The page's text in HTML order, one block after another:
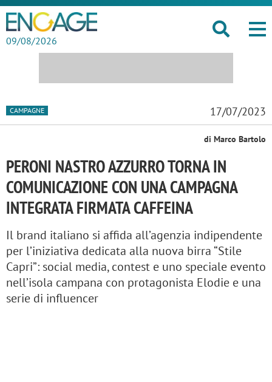
09/08/2026
CAMPAGNE 17/07/2023
di Marco Bartolo
PERONI NASTRO AZZURRO TORNA IN
COMUNICAZIONE CON UNA CAMPAGNA
INTEGRATA FIRMATA CAFFEINA
Il brand italiano si affida all’agenzia indipendente
per l’iniziativa dedicata alla nuova birra “Stile
Capri”: social media, contest e uno speciale evento
nell’isola campana con protagonista Elodie e una
serie di influencer